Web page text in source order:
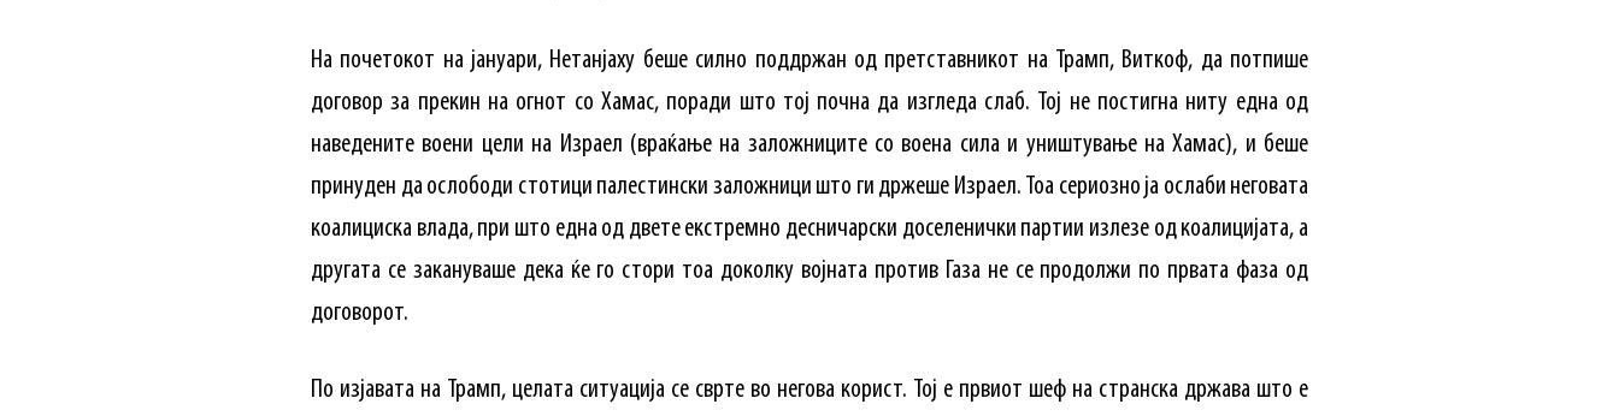
На почетокот на јануари, Нетанјаху беше силно поддржан од претставникот на Трамп, Виткоф, да потпише
договор за прекин на огнот со Хамас, поради што тој почна да изгледа слаб. Тој не постигна ниту една од
наведените воени цели на Израел (враќање на заложниците со воена сила и уништување на Хамас), и беше
принуден да ослободи стотици палестински заложници што ги држеше Израел. Тоа сериозно ја ослаби неговата
коалициска влада, при што една од двете екстремно десничарски доселенички партии излезе од коалицијата, а
другата се закануваше дека ќе го стори тоа доколку војната против Газа не се продолжи по првата фаза од
договорот.
По изјавата на Трамп, целата ситуација се сврте во негова корист. Тој е првиот шеф на странска држава што е